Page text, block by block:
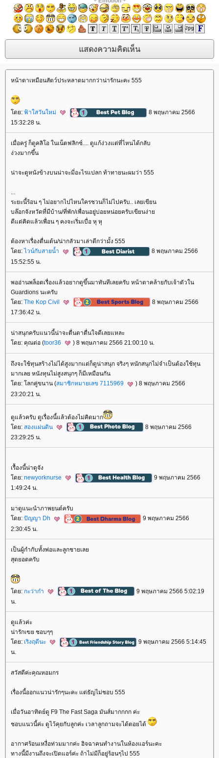
หน้าตาเหมือนสัตว์ประหลาดมากกว่าน่ารักนะคะ 555
ดย: ฟ้าใสวันใหม่
8 พฤษภาคม 2566
15:32:28 น.
เมื่อครู่ ก็ดูคลิโอ ในเน็ตฟลิกซ์.... ดูแก้ง่วงแต่ที่ไหนได้กลับ
ง่วงมากขึ้น
น่าจะดูหนังข้างบนน่าจะมี่อะไรแปลก ท้าทายนะผมว่า 555
...
ระยะนี้ร้อน ๆ ไม่อยากไปไหนใครชวนก็ไม่ไปครับ.. เลยเขียน
บล๊อกจังหวัดที่มีบ้าน/ที่พัก/เพื่อนอยู่บ่อยหน่อยครับเขียนง่า
ดีแต่คิดแล้วเพื่อน ๆ คงจะเริ่มเบื่อ หุ หุ
ต้องหาเรื่องตื่นเต้น/น่ากลัวมาเล่าดีกว่ามั้ง 555
ดย: ไวน์กับสายน้ำ
8 พฤษภาคม 2566
15:52:55 น.
พออ่านพล็อตเรื่องแล้วอยากดูขึ้นมาทันทีเลยครับ หน้าตาคล้ายกับเจ้าตัวใน
Guardions นะครับ
ดย: The Kop Civil
8 พฤษภาคม 2566
17:36:42 น.
น่าสนุกครับแนวนี้น่าจะตื่นตาตื่นใจดีเลยแหละ
ดย: คุณต่อ (toor36 ) 8 พฤษภาคม 2566 21:00:10 น.
ถึงจะใช้ทุนสร้างไม่ได้สูงมากแต่ก็ดูน่าสนุก จริงๆ หนักสนุกไม่จำเป็นต้องใช้ทุน
มากเลย หนังทุนไม่สูงสนุกๆ ก็มีเหมือนกัน
ดย: โลกคู่ขนาน (สมาชิกหมายเลข 7115969
) 8 พฤษภาคม 2566
23:20:21 น.
ดูแล้วครับ ดูเรื่องนี้แล้วต้องไม่คิดมาก
ดย: สองแผ่นดิน
8 พฤษภาคม 2566
23:29:25 น.
เรื้องนี้น่าดูจัง
ดย: newyorknurse
9 พฤษภาคม 2566
1:49:24 น.
มาดูแนะนำภาพยนต์ครับ
ดย: ปัญญา Dh
9 พฤษภาคม 2566
2:30:45 น.
เป็นผู้กำกับทั้งพ่อและลูกชายเล
สุดยอดครับ
ดย: กะว่าก๋า
9 พฤษภาคม 2566 5:02:19
น.
ดูแล้วค่ะ
น่ารักเฃย ชอบๆๆ
ดย: เริงฤดีนะ
9 พฤษภาคม 2566 5:14:45
น.
สวัสดีค่ะคุณหอมกร
เรื่องนี้ออกแนวน่ารักๆนะคะ แต่ธัญไม่ชอบ 555
เมื่อวันอาทิตย์ดู F9 The Fast Saga มันส์มากกกก ค่ะ
ชอบแนวนี้ค่ะ ดูไว้คุยกับลูกค่ะ เวลาลูกถามจะได้ตอยได้
อากาศร้อนเหงื่อท่วมมากค่ะ อิจฉาคนทำงานในห้องแอร์นะคะ
ทางนี้มีงานถึงจะเปิดแอร์ค่ะ ถ้าไม่มีก็อยู่ร้อนๆไป 555